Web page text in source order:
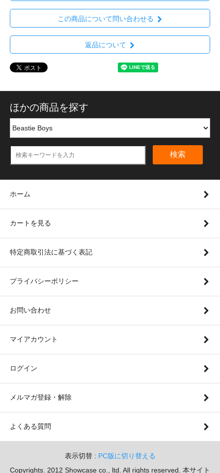
この商品について問い合わせる
返品について
ほかの商品を探す
検索
ホーム
カートを見る
特定商取引法に基づく表記
プライバシーポリシー
お問い合わせ
マイアカウント
ログイン
メルマガ登録・解除
よくある質問
表示切替 : PC版に切り替える
Copyrights. 2012 Showcase co., ltd. All rights reserved. 本サイト